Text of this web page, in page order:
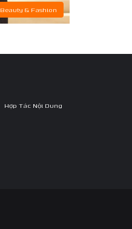
Beauty & Fashion
Hợp Tác Nội Dung